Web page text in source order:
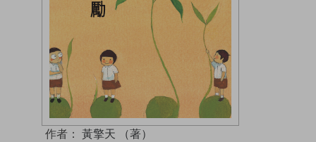
作者： 黃擎天 （著）